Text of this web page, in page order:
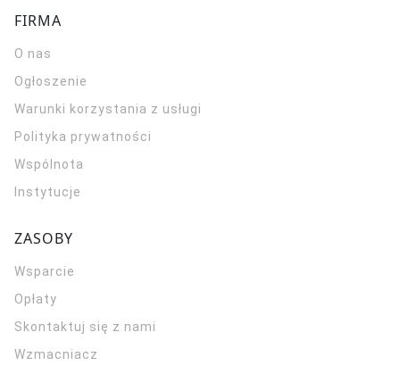
FIRMA
O nas
Ogłoszenie
Warunki korzystania z usługi
Polityka prywatności
Wspólnota
Instytucje
ZASOBY
Wsparcie
Opłaty
Skontaktuj się z nami
Wzmacniacz